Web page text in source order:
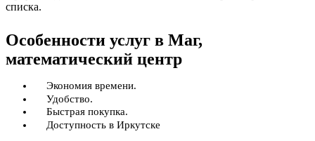
списка.
Особенности услуг в Маг,
математический центр
Экономия времени.
Удобство.
Быстрая покупка.
Доступность в Иркутске